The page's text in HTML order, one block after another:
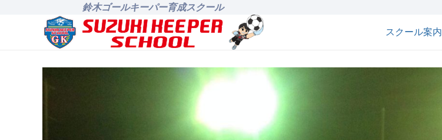
鈴木ゴールキーパー育成スクール
スクール案内